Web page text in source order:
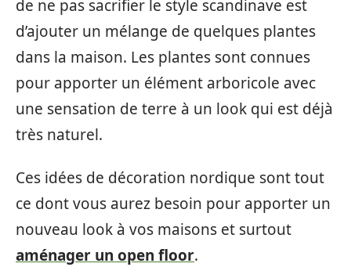
de ne pas sacrifier le style scandinave est
d’ajouter un mélange de quelques plantes
dans la maison. Les plantes sont connues
pour apporter un élément arboricole avec
une sensation de terre à un look qui est déjà
très naturel.
Ces idées de décoration nordique sont tout
ce dont vous aurez besoin pour apporter un
nouveau look à vos maisons et surtout
aménager un open floor.